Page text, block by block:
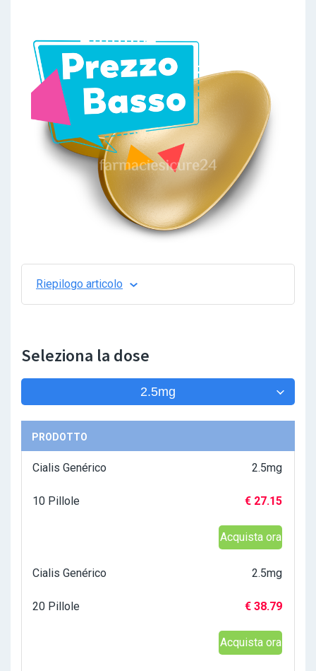
Riepilogo articolo
Seleziona la dose
2.5mg
PRODOTTO
Cialis Genérico 2.5mg
10 Pillole € 27.15
Acquista ora
Cialis Genérico 2.5mg
20 Pillole € 38.79
Acquista ora